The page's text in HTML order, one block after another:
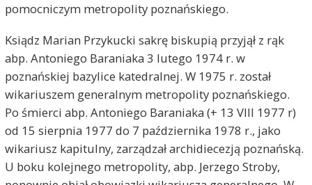
pomocniczym metropolity poznańskiego.
Ksiądz Marian Przykucki sakrę biskupią przyjął z rąk
abp. Antoniego Baraniaka 3 lutego 1974 r. w
poznańskiej bazylice katedralnej. W 1975 r. został
wikariuszem generalnym metropolity poznańskiego.
Po śmierci abp. Antoniego Baraniaka (+ 13 VIII 1977 r)
od 15 sierpnia 1977 do 7 października 1978 r., jako
wikariusz kapitulny, zarządzał archidiecezją poznańską.
U boku kolejnego metropolity, abp. Jerzego Stroby,